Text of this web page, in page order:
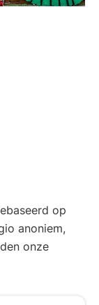
op
anoniem,
onze